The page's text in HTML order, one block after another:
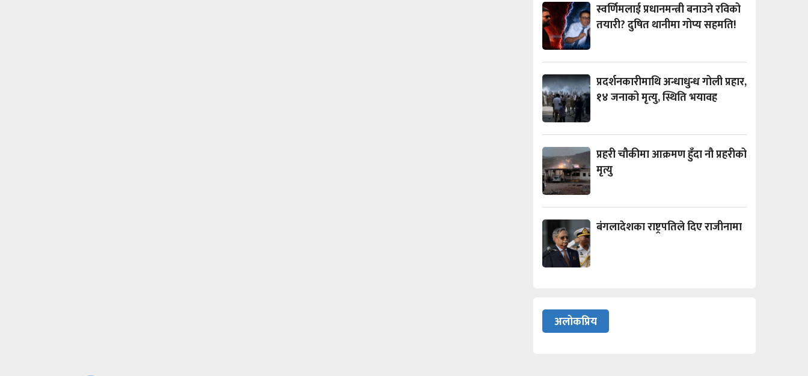
स्वर्णिमलाई प्रधानमन्त्री बनाउने रविको
तयारी? दुषित थानीमा गोप्य सहमति!
प्रदर्शनकारीमाथि अन्धाधुन्ध गोली प्रहार,
१४ जनाको मृत्यु, स्थिति भयावह
प्रहरी चौकीमा आक्रमण हुँदा नौ प्रहरीको
मृत्यु
बंगलादेशका राष्ट्रपतिले दिए राजीनामा
अलोकप्रिय